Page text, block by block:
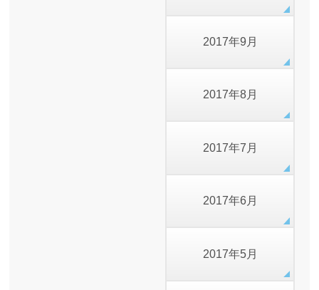
2017年9月
2017年8月
2017年7月
2017年6月
2017年5月